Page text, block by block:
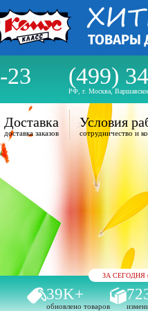
23 (499)
РФ, г. Москва,
ЗА СЕГОДНЯ
39K+
обновлено товаров
Доставка
доставка заказов
Условия
сотрудничество и